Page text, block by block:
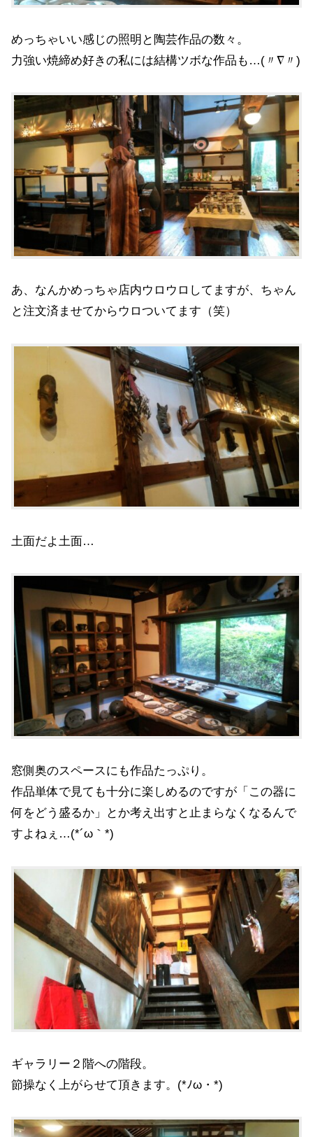
めっちゃいい感じの照明と陶芸作品の数々。
力強い焼締め好きの私には結構ツボな作品も…(〃∇〃)
あ、なんかめっちゃ店内ウロウロしてますが、ちゃん
と注文済ませてからウロついてます（笑）
土面だよ土面…
窓側奥のスペースにも作品たっぷり。
作品単体で見ても十分に楽しめるのですが「この器に
何をどう盛るか」とか考え出すと止まらなくなるんで
すよねぇ…(*´ω｀*)
ギャラリー２階への階段。
節操なく上がらせて頂きます。(*ﾉω・*)